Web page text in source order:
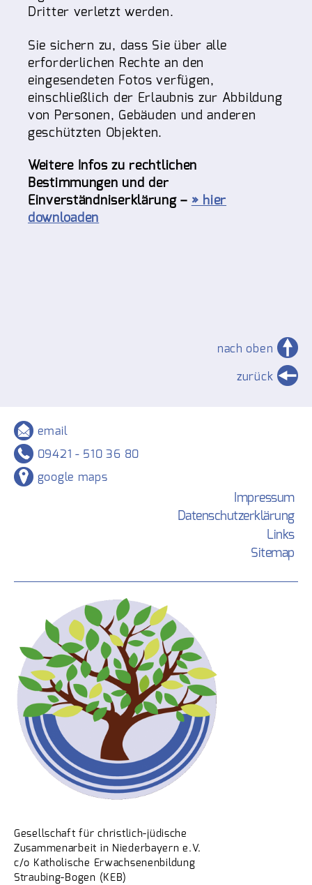
Dritter verletzt werden.
Sie sichern zu, dass Sie über alle
erforderlichen Rechte an den
eingesendeten Fotos verfügen,
einschließlich der Erlaubnis zur Abbildung
von Personen, Gebäuden und anderen
geschützten Objekten.
Weitere Infos zu rechtlichen
Bestimmungen und der
Einverständniserklärung – » hier
downloaden
nach oben
zurück
email
09421 - 510 36 80
google maps
Impressum
Datenschutzerklärung
Links
Sitemap
Gesellschaft für christlich-jüdische
Zusammenarbeit in Niederbayern e.V.
c/o Katholische Erwachsenenbildung
Straubing-Bogen (KEB)